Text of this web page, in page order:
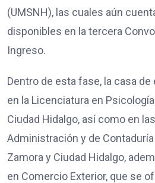
(UMSNH), las cuales aún
disponibles en la tercera
Ingreso.
Dentro de esta fase, la casa
en la Licenciatura en
Ciudad Hidalgo, así como en
Administración y de
Zamora y Ciudad Hidalgo,
en Comercio Exterior, que se